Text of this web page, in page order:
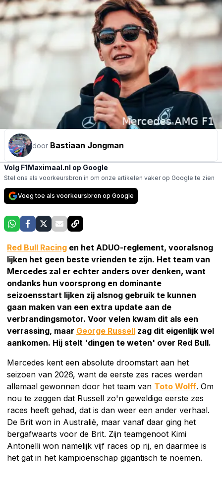
door Bastiaan Jongman
Volg F1Maximaal.nl op Google
Stel ons als voorkeursbron in om onze artikelen vaker op Google te zien
Voeg toe als voorkeursbron op Google
Red Bull Racing en het ADUO-reglement, vooralsnog
lijken het geen beste vrienden te zijn. Het team van
Mercedes zal er echter anders over denken, want
ondanks hun voorsprong en dominante
seizoensstart lijken zij alsnog gebruik te kunnen
gaan maken van een extra update aan de
verbrandingsmotor. Voor velen kwam dit als een
verrassing, maar George Russell zag dit eigenlijk wel
aankomen. Hij stelt 'dingen te weten' over Red Bull.
Mercedes kent een absolute droomstart aan het
seizoen van 2026, want de eerste zes races werden
allemaal gewonnen door het team van Toto Wolff. Om
nou te zeggen dat Russell zo'n geweldige eerste zes
races heeft gehad, dat is dan weer een ander verhaal.
De Brit won in Australië, maar vanaf daar ging het
bergafwaarts voor de Brit. Zijn teamgenoot Kimi
Antonelli won namelijk vijf races op rij, en daarmee is
het gat in het kampioenschap gigantisch te noemen.